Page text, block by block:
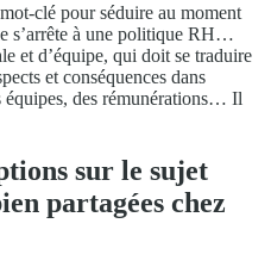
clé pour séduire au moment
s’arrête à une politique RH…
et d’équipe, qui doit se traduire
et conséquences dans
équipes, des rémunérations… Il
sur le sujet
partagées chez